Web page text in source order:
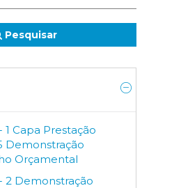
Pesquisar
1 Capa Prestação
Demonstração
Orçamental
2 Demonstração